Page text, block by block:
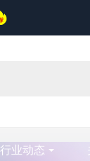
行业动态